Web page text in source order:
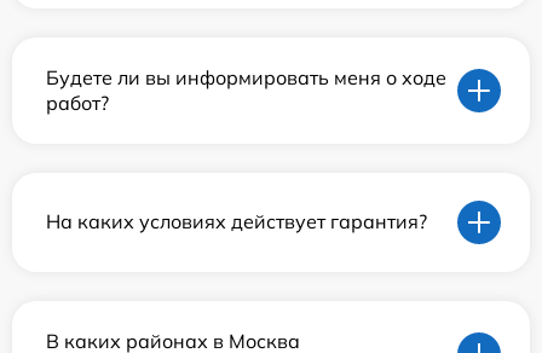
Будете ли вы информировать меня о ходе
работ?
На каких условиях действует гарантия?
В каких районах в Москва